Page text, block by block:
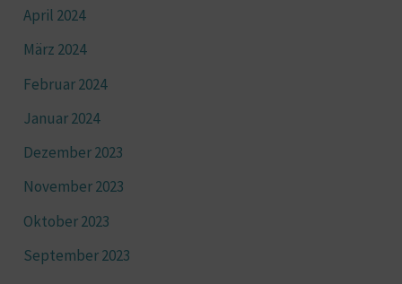
April 2024
März 2024
Februar 2024
Januar 2024
Dezember 2023
November 2023
Oktober 2023
September 2023